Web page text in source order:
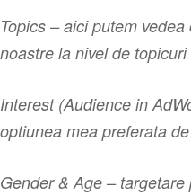
Topics – aici putem
noastre la nivel de topicuri
Interest (Audience in
optiunea mea preferata
Gender & Age –